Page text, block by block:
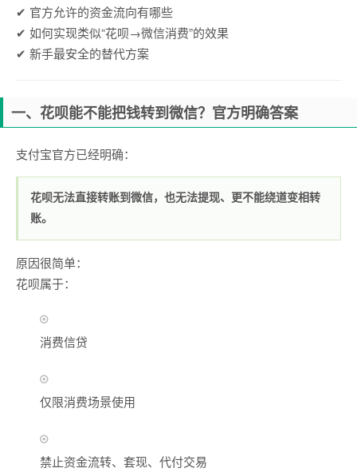
✔ 官方允许的资金流向有哪些
✔ 如何实现类似“花呗→微信消费”的效果
✔ 新手最安全的替代方案
一、花呗能不能把钱转到微信？官方明确答案
支付宝官方已经明确：
花呗无法直接转账到微信，也无法提现、更不能绕道变相转
账。
原因很简单：
花呗属于：
消费信贷
仅限消费场景使用
禁止资金流转、套现、代付交易